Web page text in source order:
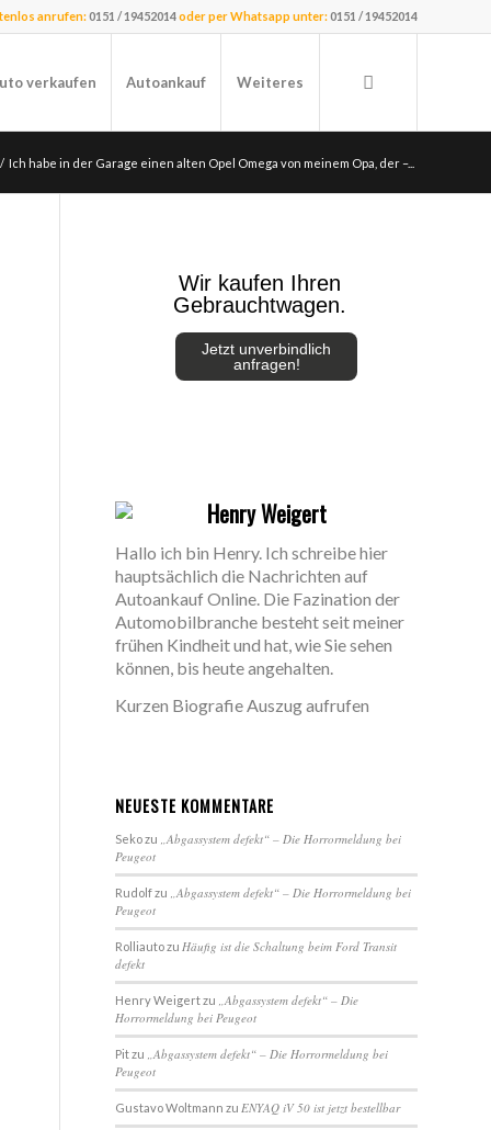
anrufen:0151 / 19452014oder per Whatsapp unter:0151 / 19452014
verkaufen Autoankauf Weiteres
/ Ich habe in der Garage einen alten Opel Omega von meinem Opa, der –...
Wir kaufen Ihren
Gebrauchtwagen.
Jetzt unverbindlich
anfragen!
Henry Weigert
Hallo ich bin Henry. Ich schreibe hier
hauptsächlich die Nachrichten auf
Autoankauf Online. Die Fazination der
Automobilbranche besteht seit meiner
frühen Kindheit und hat, wie Sie sehen
können, bis heute angehalten.
Kurzen Biografie Auszug aufrufen
NEUESTE KOMMENTARE
Sekozu
„Abgassystem defekt“ – Die Horrormeldung bei
Peugeot
Rudolfzu
„Abgassystem defekt“ – Die Horrormeldung bei
Peugeot
Rolliautozu Häufig ist die Schaltung beim Ford Transit
defekt
Henry Weigertzu
„Abgassystem defekt“ – Die
Horrormeldung bei Peugeot
Pitzu
„Abgassystem defekt“ – Die Horrormeldung bei
Peugeot
Gustavo Woltmann zu ENYAQ iV 50 ist jetzt bestellbar